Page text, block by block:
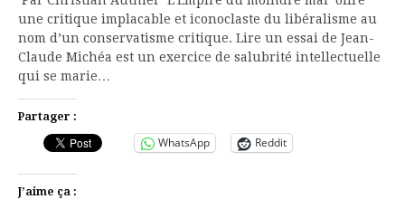
une critique implacable et iconoclaste du libéralisme au
nom d’un conservatisme critique. Lire un essai de Jean-
Claude Michéa est un exercice de salubrité intellectuelle
qui se marie…
Partager :
WhatsApp Reddit
J’aime ça :